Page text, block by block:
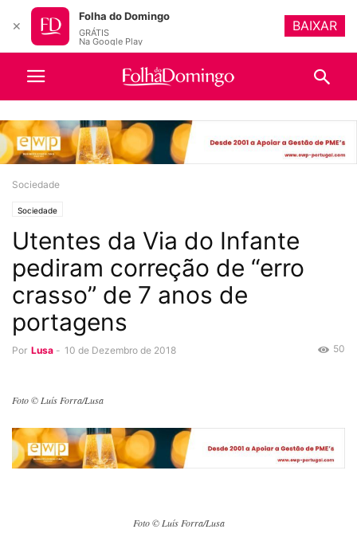
Sociedade
Sociedade
Utentes da Via do Infante
pediram correção de “erro
crasso” de 7 anos de
portagens
Por Lusa - 10 de Dezembro de 2018 50
Foto © Luís Forra/Lusa
Foto © Luís Forra/Lusa
✕
Folha do Domingo
GRÁTIS
Na Google Play
BAIXAR